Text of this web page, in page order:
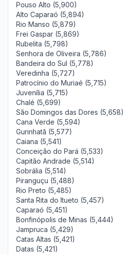
Pouso Alto (5,900)
Alto Caparaó (5,894)
Rio Manso (5,879)
Frei Gaspar (5,869)
Rubelita (5,798)
Senhora de Oliveira (5,786)
Bandeira do Sul (5,778)
Veredinha (5,727)
Patrocínio do Muriaé (5,715)
Juvenília (5,715)
Chalé (5,699)
São Domingos das Dores (5,658)
Cana Verde (5,594)
Gurinhatã (5,577)
Caiana (5,541)
Conceição do Pará (5,533)
Capitão Andrade (5,514)
Sobrália (5,514)
Piranguçu (5,488)
Rio Preto (5,485)
Santa Rita do Itueto (5,457)
Caparaó (5,451)
Bonfinópolis de Minas (5,444)
Jampruca (5,429)
Catas Altas (5,421)
Datas (5,421)